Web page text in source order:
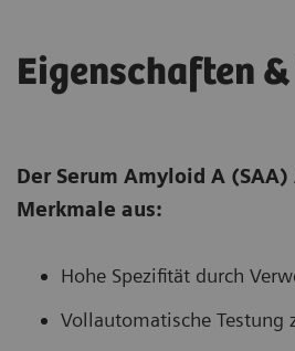
Eigenschaften
Der Serum Amyloid A
Merkmale aus:
Hohe Spezifität durch
Vollautomatische Testung